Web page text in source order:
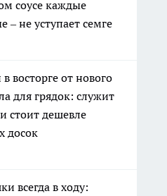
соусе каждые
– не уступает семге
восторге от нового
для грядок: служит
стоит дешевле
досок
всегда в ходу: